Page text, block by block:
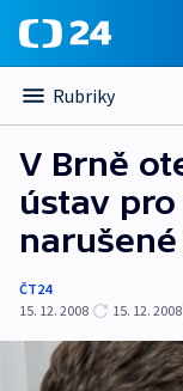
Rubriky
V Brně
ústav
ČT24
15. 12. 2008
15. 12. 2008